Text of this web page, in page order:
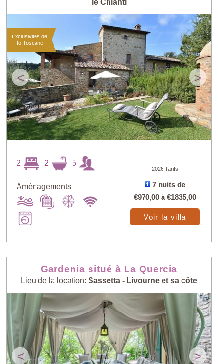
le Chianti
< >
Exclusivités de
To Toscane
2 2 5
Aménagements
2026 Tarifs
7 nuits de
€970,00 à€1835,00
Voir la villa
Gardenia situé à La Quercia
Lieu de la location: Sassetta - Livourne et sa côte
< >